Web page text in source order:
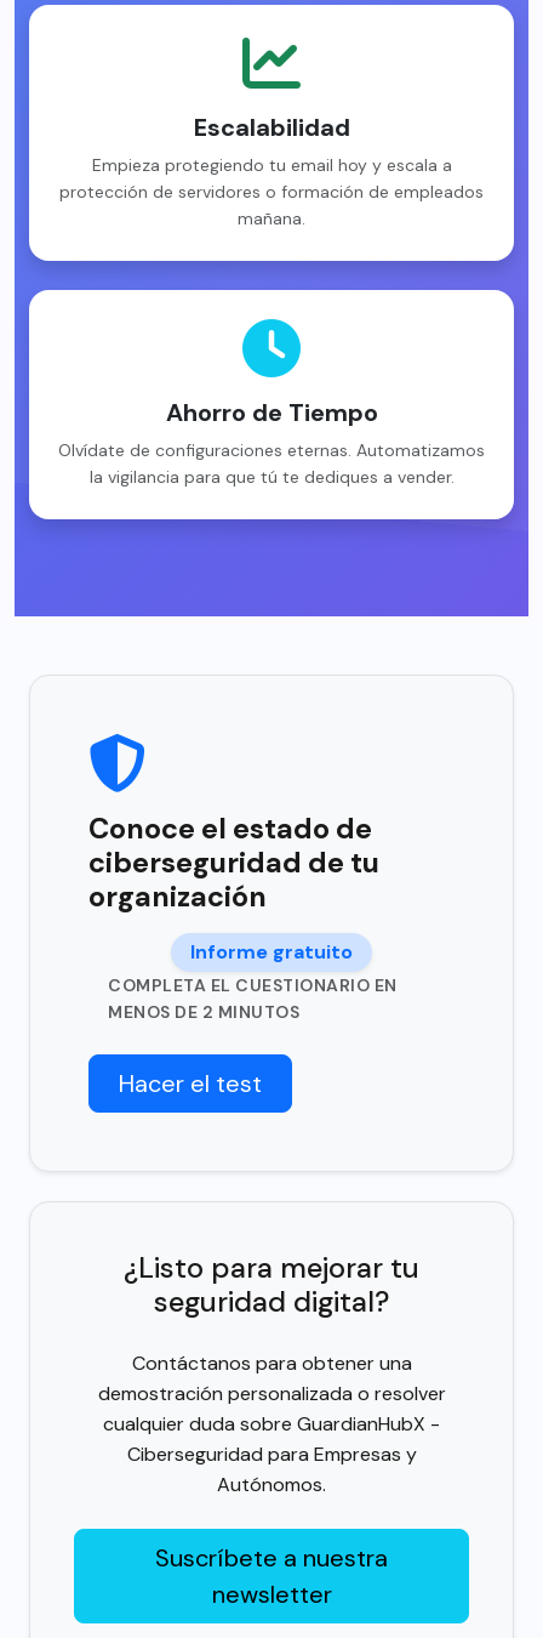
Escalabilidad
Empieza protegiendo tu email hoy y escala a
protección de servidores o formación de empleados
mañana.
Ahorro de Tiempo
Olvídate de configuraciones eternas. Automatizamos
la vigilancia para que tú te dediques a vender.
Conoce el estado de
ciberseguridad de tu
organización
Informe gratuito
COMPLETA EL CUESTIONARIO EN
MENOS DE 2 MINUTOS
Hacer el test
¿Listo para mejorar tu
seguridad digital?
Contáctanos para obtener una
demostración personalizada o resolver
cualquier duda sobre GuardianHubX -
Ciberseguridad para Empresas y
Autónomos.
Suscríbete a nuestra
newsletter